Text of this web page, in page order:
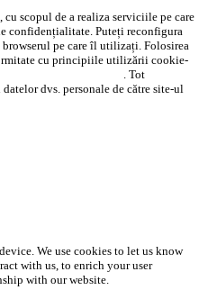
scopul de a realiza serviciile pe care
confidențialitate. Puteți reconfigura
browserul pe care îl utilizați. Folosirea
cu principiile utilizării cookie-
. Tot
dvs. personale de către site-ul
We use cookies to let us know
with us, to enrich your user
with our website.